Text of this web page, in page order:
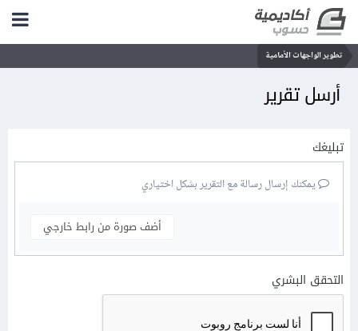
تطوير الواجهات الأمامية
أرسل تقرير
تبليغك
يمكنك إرسال رسالة مع التقرير بشكل اختياري
أضف صورة من رابط خارجي
التحقق البشري